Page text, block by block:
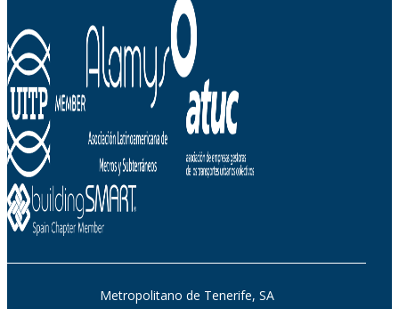
Metropolitano de Tenerife, SA